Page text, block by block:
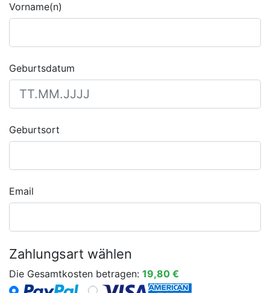
Vorname(n)
Geburtsdatum
Geburtsort
Email
Zahlungsart wählen
Die Gesamtkosten betragen: 19,80 €